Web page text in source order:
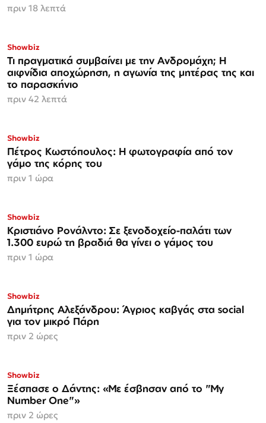
πριν 18 λεπτά
Showbiz
Τι πραγματικά συμβαίνει με την Ανδρομάχη; Η
αιφνίδια αποχώρηση, η αγωνία της μητέρας της και
το παρασκήνιο
πριν 42 λεπτά
Showbiz
Πέτρος Κωστόπουλος: Η φωτογραφία από τον
γάμο της κόρης του
πριν 1 ώρα
Showbiz
Κριστιάνο Ρονάλντο: Σε ξενοδοχείο-παλάτι των
1.300 ευρώ τη βραδιά θα γίνει ο γάμος του
πριν 1 ώρα
Showbiz
Δημήτρης Αλεξάνδρου: Άγριος καβγάς στα social
για τον μικρό Πάρη
πριν 2 ώρες
Showbiz
Ξέσπασε ο Δάντης: «Με έσβησαν από το "My
Number One"»
πριν 2 ώρες